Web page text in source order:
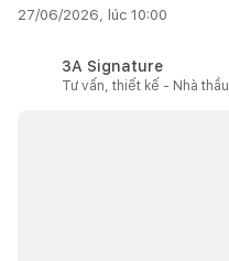
27/06/2026, lúc 10:00
3A Signature
Tư vấn, thiết kế - Nhà thầu